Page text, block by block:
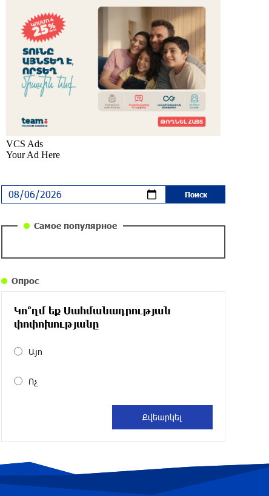
около одного месяца назад
Правовой терроризм как начало
падения власти: пример Гагика
Царукяна и горькие уроки истории:
«Паст»
около одного месяца назад
Размик Марукян стал обладателем
«Росатом» готов построить новые АЭС,
Оппозиция Грузии отказалась от
мандатов и получила обратный
эффект: Нарек Карапетян
Российская теннисистка Алина Чараева
будет представлять Армению
Самое популярное
Опрос
Կո՞ղմ եք Սահմանադրության
փոփոխությանը
Այո
Ոչ